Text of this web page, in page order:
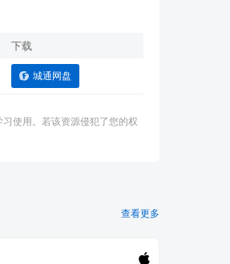
下载
城通网盘
使用。若该资源侵犯了您的权
查看更多